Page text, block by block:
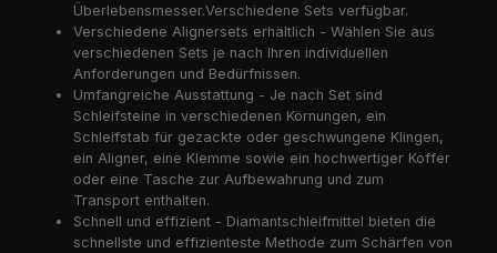
Überlebensmesser.Verschiedene Sets verfügbar.
Verschiedene Alignersets erhältlich - Wählen Sie aus
verschiedenen Sets je nach Ihren individuellen
Anforderungen und Bedürfnissen.
Umfangreiche Ausstattung - Je nach Set sind
Schleifsteine in verschiedenen Körnungen, ein
Schleifstab für gezackte oder geschwungene Klingen,
ein Aligner, eine Klemme sowie ein hochwertiger Koffer
oder eine Tasche zur Aufbewahrung und zum
Transport enthalten.
Schnell und effizient - Diamantschleifmittel bieten die
schnellste und effizienteste Methode zum Schärfen von